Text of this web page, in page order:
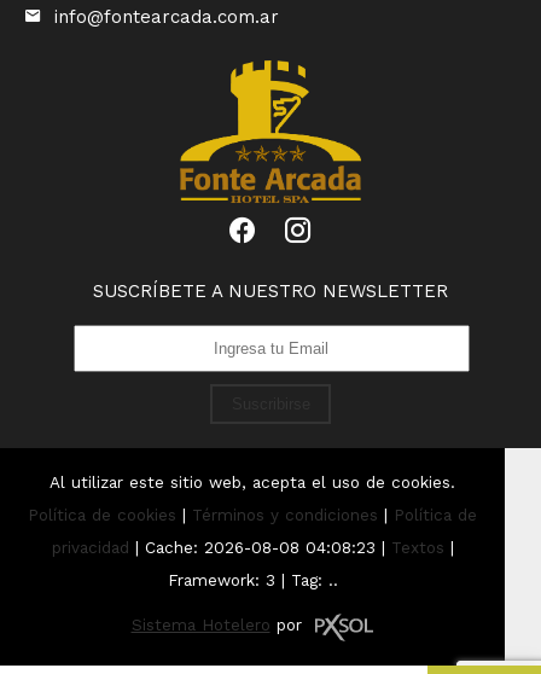
info@fontearcada.com.ar
SUSCRÍBETE A NUESTRO NEWSLETTER
Al utilizar este sitio web, acepta el uso de cookies.
Política de cookies | Términos y condiciones | Política de
privacidad | Cache: 2026-08-08 04:08:23 | Textos |
Framework: 3 | Tag: ..
Sistema Hotelero por